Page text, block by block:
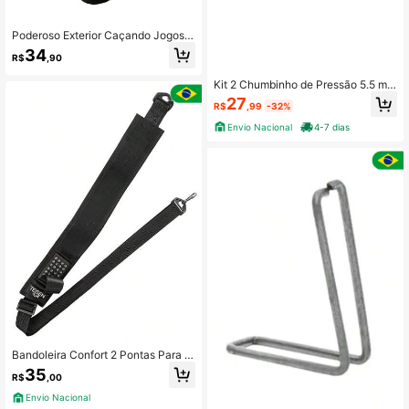
Poderoso Exterior Caçando Jogos
Catapulta Novo Laser Slingshot Re
sina Material Plano Fita De Borrach
R$34 ,90
Bandoleira Confort 2 Pontas Para Ri
fle Espingarda Carabina Regulável
Com Porta Munição 5.5mm .22
R$35 ,00
Envio Nacional
Kit 2 Chumbinho de Pressão 5.5 mm
Strong e Combat - Lobo
R$27 ,99 -32%
Envio Nacional
4-7 dias